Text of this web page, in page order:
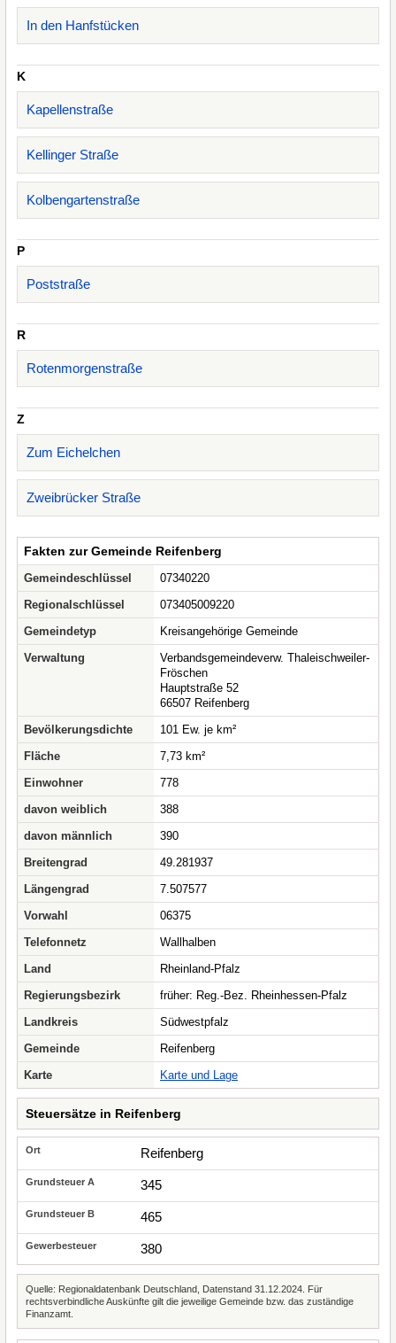
In den Hanfstücken
K
Kapellenstraße
Kellinger Straße
Kolbengartenstraße
P
Poststraße
R
Rotenmorgenstraße
Z
Zum Eichelchen
Zweibrücker Straße
Fakten zur Gemeinde Reifenberg
Gemeindeschlüssel
07340220
Regionalschlüssel
073405009220
Gemeindetyp
Kreisangehörige Gemeinde
Verwaltung
Verbandsgemeindeverw. Thaleischweiler-
Fröschen
Hauptstraße 52
66507 Reifenberg
Bevölkerungsdichte
101 Ew. je km²
Fläche
7,73 km²
Einwohner
778
davon weiblich
388
davon männlich
390
Breitengrad
49.281937
Längengrad
7.507577
Vorwahl
06375
Telefonnetz
Wallhalben
Land
Rheinland-Pfalz
Regierungsbezirk
früher: Reg.-Bez. Rheinhessen-Pfalz
Landkreis
Südwestpfalz
Gemeinde
Reifenberg
Karte
Karte und Lage
Steuersätze in Reifenberg
Reifenberg
345
465
380
Quelle: Regionaldatenbank Deutschland, Datenstand 31.12.2024. Für
rechtsverbindliche Auskünfte gilt die jeweilige Gemeinde bzw. das zuständige
Finanzamt.